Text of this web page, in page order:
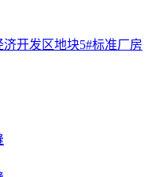
开发区地块5#标准厂房